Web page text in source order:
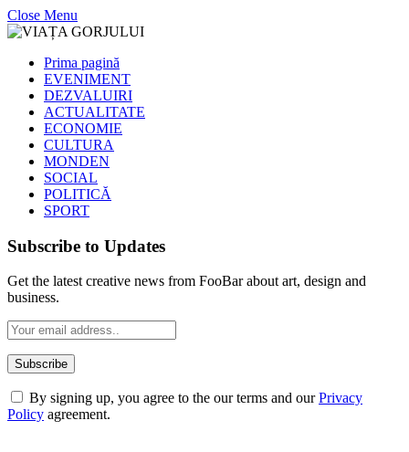
Close Menu
Prima pagină
EVENIMENT
DEZVALUIRI
ACTUALITATE
ECONOMIE
CULTURA
MONDEN
SOCIAL
POLITICĂ
SPORT
Subscribe to Updates
Get the latest creative news from FooBar about art, design and
business.
By signing up, you agree to the our terms and ourPrivacy
Policy agreement.